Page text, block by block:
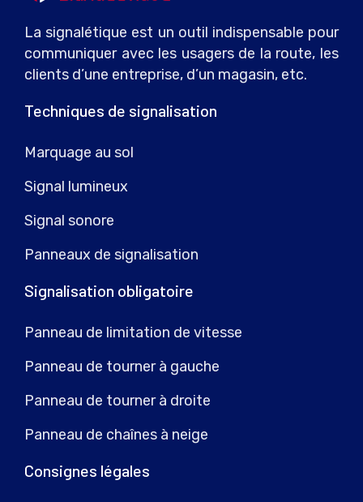
La signalétique est un outil indispensable pour
communiquer avec les usagers de la route, les
clients d’une entreprise, d’un magasin, etc.
Techniques de signalisation
Marquage au sol
Signal lumineux
Signal sonore
Panneaux de signalisation
Signalisation obligatoire
Panneau de limitation de vitesse
Panneau de tourner à gauche
Panneau de tourner à droite
Panneau de chaînes à neige
Consignes légales